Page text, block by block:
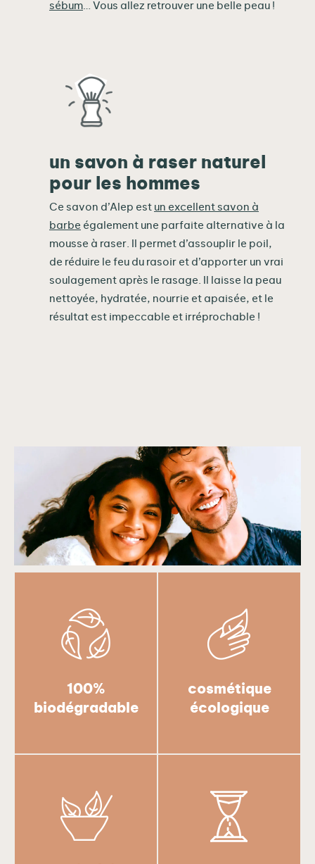
sébum… Vous allez retrouver une belle peau !
un savon à raser naturel
pour les hommes
Ce savon d’Alep est un excellent savon à
barbe également une parfaite alternative à la
mousse à raser. Il permet d’assouplir le poil,
de réduire le feu du rasoir et d’apporter un vrai
soulagement après le rasage. Il laisse la peau
nettoyée, hydratée, nourrie et apaisée, et le
résultat est impeccable et irréprochable !
100%
biodégradable
cosmétique
écologique